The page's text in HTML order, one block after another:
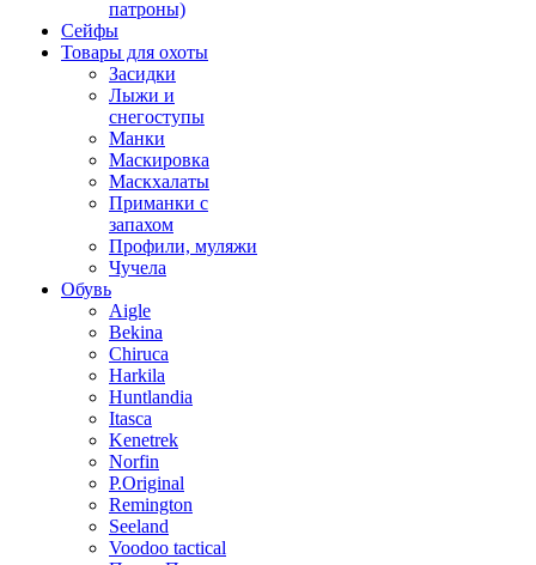
патроны)
Сейфы
Товары для охоты
Засидки
Лыжи и
снегоступы
Манки
Маскировка
Маскхалаты
Приманки с
запахом
Профили, муляжи
Чучела
Обувь
Aigle
Bekina
Chiruсa
Harkila
Huntlandia
Itasca
Kenetrek
Norfin
P.Original
Remington
Seeland
Voodoo tactical